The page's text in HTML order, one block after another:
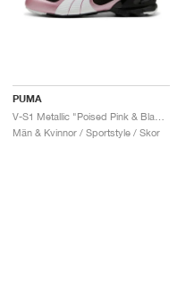
PUMA
Män & Kvinnor / Sportstyle / Skor